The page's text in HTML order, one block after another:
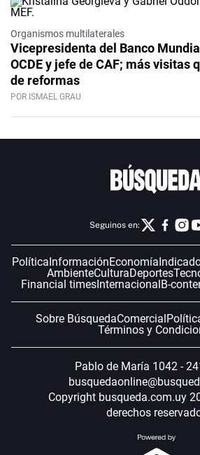
Organismos multilaterales
Vicepresidenta del Banco
OCDE y jefe de CAF; más visitas
de reformas
POR ISMAEL GRAU
Seguinos en:
PolíticaInformaciónEconomía
AmbienteCulturaDeportes
Financial timesInternacionalB-
Sobre BúsquedaComercial
Términos y
Pablo de María 1042 -
Copyright busqueda.com.uy
derechos